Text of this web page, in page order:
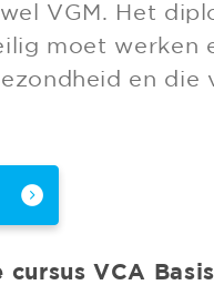
VGM. Het
moet werken
en die
VCA